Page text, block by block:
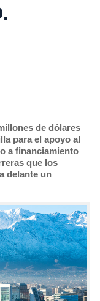
de dólares
para el apoyo al
a financiamiento
que los
delante un